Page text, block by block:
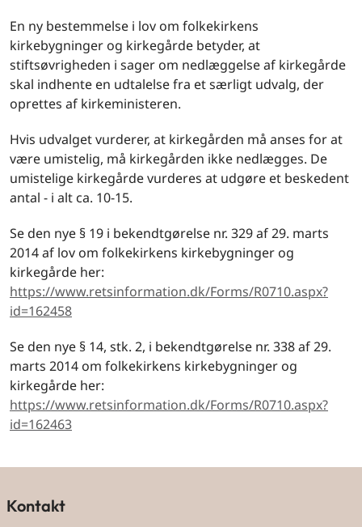
En ny bestemmelse i lov om folkekirkens
kirkebygninger og kirkegårde betyder, at
stiftsøvrigheden i sager om nedlæggelse af kirkegårde
skal indhente en udtalelse fra et særligt udvalg, der
oprettes af kirkeministeren.
Hvis udvalget vurderer, at kirkegården må anses for at
være umistelig, må kirkegården ikke nedlægges. De
umistelige kirkegårde vurderes at udgøre et beskedent
antal - i alt ca. 10-15.
Se den nye § 19 i bekendtgørelse nr. 329 af 29. marts
2014 af lov om folkekirkens kirkebygninger og
kirkegårde her:
https://www.retsinformation.dk/Forms/R0710.aspx?
id=162458
Se den nye § 14, stk. 2, i bekendtgørelse nr. 338 af 29.
marts 2014 om folkekirkens kirkebygninger og
kirkegårde her:
https://www.retsinformation.dk/Forms/R0710.aspx?
id=162463
Kontakt